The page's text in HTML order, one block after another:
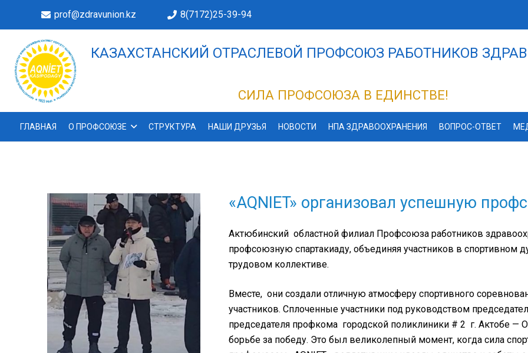
prof@zdravunion.kz 8(7172)25-39-94
КАЗАХСТАНСКИЙ ОТРАСЛЕВОЙ ПРОФСОЮЗ РАБОТНИКОВ
СИЛА ПРОФСОЮЗА В ЕДИНСТВЕ!
ГЛАВНАЯ О ПРОФСОЮЗЕ СТРУКТУРА НАШИ ДРУЗЬЯ НОВОСТИ НПА ЗДРАВООХРАНЕНИЯ ВОПРОС-ОТВЕТ
«AQNIET» организовал успешную
Актюбинский областной филиал Профсоюза работников
профсоюзную спартакиаду, объединяя участников в спортивном
трудовом коллективе.
Вместе, они создали отличную атмосферу спортивного
участников. Сплоченные участники под руководством
председателя профкома городской поликлиники # 2 г. Актобе —
борьбе за победу. Это был великолепный момент, когда сила